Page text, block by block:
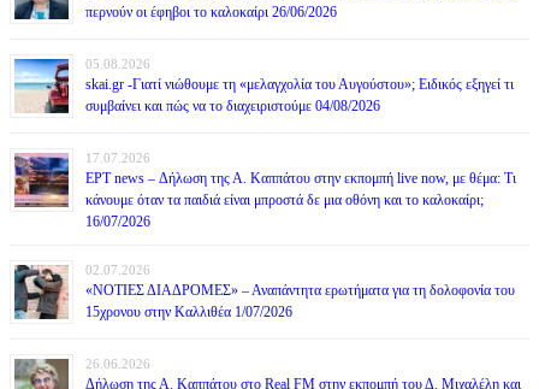
περνούν οι έφηβοι το καλοκαίρι 26/06/2026
05.08.2026
skai.gr -Γιατί νιώθουμε τη «μελαγχολία του Αυγούστου»; Ειδικός εξηγεί τι
συμβαίνει και πώς να το διαχειριστούμε 04/08/2026
17.07.2026
ΕΡΤ news – Δήλωση της Α. Καππάτου στην εκπομπή live now, με θέμα: Τι
κάνουμε όταν τα παιδιά είναι μπροστά δε μια οθόνη και το καλοκαίρι;
16/07/2026
02.07.2026
«ΝΟΤΙΕΣ ΔΙΑΔΡΟΜΕΣ» – Αναπάντητα ερωτήματα για τη δολοφονία του
15χρονου στην Καλλιθέα 1/07/2026
26.06.2026
Δήλωση της Α. Καππάτου στο Real FM στην εκπομπή του Δ. Μιχαλέλη και